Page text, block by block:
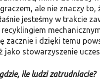
ale nie znaczy
jesteśmy w trakcie
zacznie i dzięki temu
jako stowarzyszenie
ile ludzi zatrudniacie?